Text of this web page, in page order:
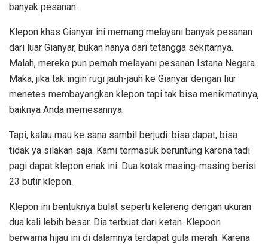
banyak pesanan.
Klepon khas Gianyar ini memang melayani banyak pesanan
dari luar Gianyar, bukan hanya dari tetangga sekitarnya.
Malah, mereka pun pernah melayani pesanan Istana Negara.
Maka, jika tak ingin rugi jauh-jauh ke Gianyar dengan liur
menetes membayangkan klepon tapi tak bisa menikmatinya,
baiknya Anda memesannya.
Tapi, kalau mau ke sana sambil berjudi: bisa dapat, bisa
tidak ya silakan saja. Kami termasuk beruntung karena tadi
pagi dapat klepon enak ini. Dua kotak masing-masing berisi
23 butir klepon.
Klepon ini bentuknya bulat seperti kelereng dengan ukuran
dua kali lebih besar. Dia terbuat dari ketan. Klepoon
berwarna hijau ini di dalamnya terdapat gula merah. Karena